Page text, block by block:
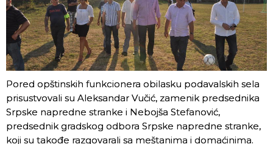
Pored opštinskih funkcionera obilasku podavalskih sela
prisustvovali su Aleksandar Vučić, zamenik predsednika
Srpske napredne stranke i Nebojša Stefanović,
predsednik gradskog odbora Srpske napredne stranke,
koji su takođe razgovarali sa meštanima i domaćinima.